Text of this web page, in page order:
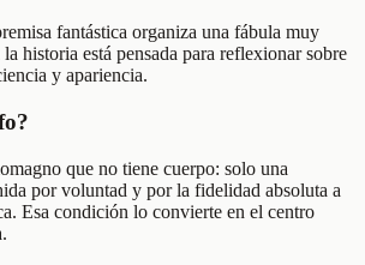
fantástica organiza una fábula muy
historia está pensada para reflexionar sobre
y apariencia.
que no tiene cuerpo: solo una
por voluntad y por la fidelidad absoluta a
Esa condición lo convierte en el centro